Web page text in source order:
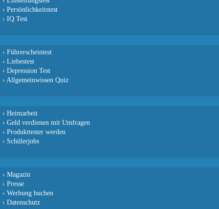
› Persönlichkeitstest
› IQ Test
› Führerscheintest
› Liebestest
› Depression Test
› Allgemeinwissen Quiz
› Heimarbeit
› Geld verdienen mit Umfragen
› Produkttester werden
› Schülerjobs
› Magazin
› Presse
› Werbung buchen
› Datenschutz